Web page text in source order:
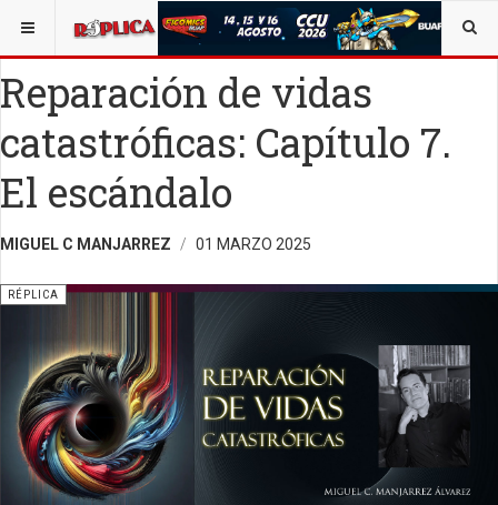
ESTÁ AQUÍ: VIDA Y SOCIEDAD OPINIÓN
Reparación de vidas
catastróficas: Capítulo 7.
El escándalo
MIGUEL C MANJARREZ 01 MARZO 2025
RÉPLICA